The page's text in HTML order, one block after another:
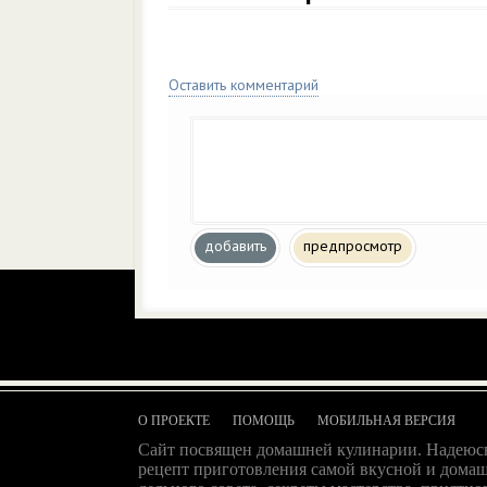
Оставить комментарий
добавить предпросмотр
О ПРОЕКТЕ ПОМОЩЬ МОБИЛЬНАЯ ВЕРСИЯ
Сайт посвящен домашней кулинарии.
рецепт приготовления самой вкусной и